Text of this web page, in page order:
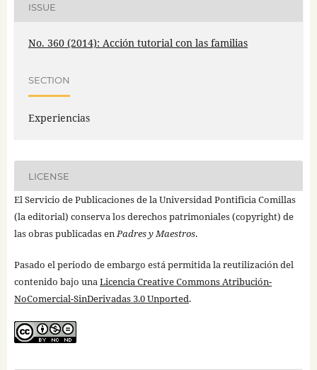
ISSUE
No. 360 (2014): Acción tutorial con las familias
SECTION
Experiencias
LICENSE
El Servicio de Publicaciones de la Universidad Pontificia Comillas
(la editorial) conserva los derechos patrimoniales (copyright) de
las obras publicadas enPadres y Maestros.
Pasado el periodo de embargo está permitida la reutilización del
contenido bajo unaLicencia Creative Commons Atribución-
NoComercial-SinDerivadas 3.0 Unported.